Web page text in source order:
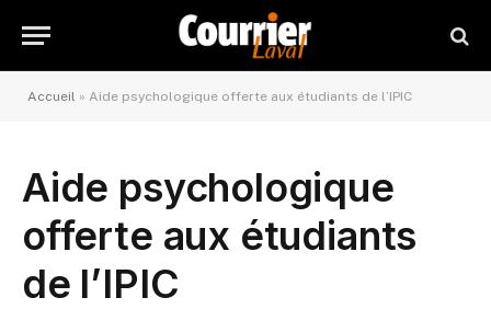
Accueil » Aide psychologique offerte aux étudiants de l’IPIC
Aide psychologique
offerte aux étudiants
de l’IPIC